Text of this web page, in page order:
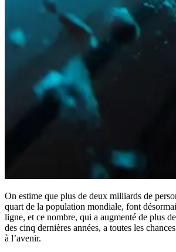
On estime que plus de deux milliards de
quart de la population mondiale, font
ligne, et ce nombre, qui a augmenté de plus
des cinq dernières années, a toutes les
à l’avenir.